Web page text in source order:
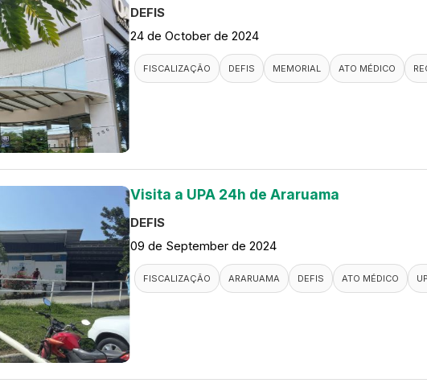
DEFIS
24 de October de 2024
FISCALIZAÇÃO DEFIS MEMORIAL ATO MÉDICO
Visita a UPA 24h de Araruama
DEFIS
09 de September de 2024
FISCALIZAÇÃO ARARUAMA DEFIS ATO MÉDICO